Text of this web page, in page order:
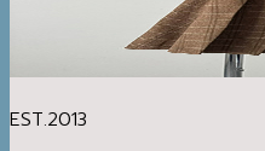
EST.2013